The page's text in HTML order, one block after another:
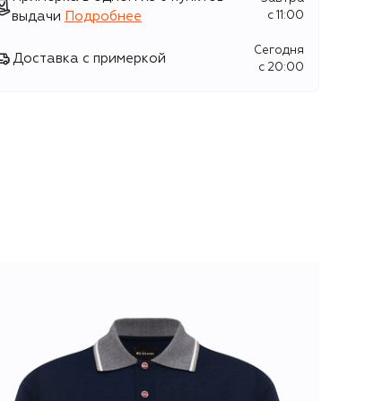
выдачи
Подробнее
c 11:00
Доставка с примеркой
Сегодня
c 20:00